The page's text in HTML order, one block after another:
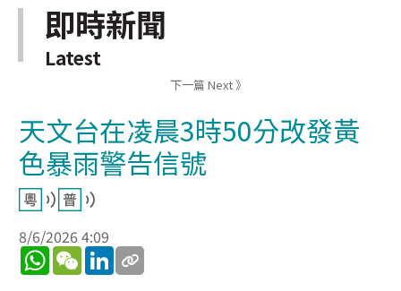
即時新聞
Latest
下一篇 Next 》
天文台在凌晨3時50分改發黃
色暴雨警告信號
8/6/2026 4:09
WhatsApp
WeChatLinkedIn